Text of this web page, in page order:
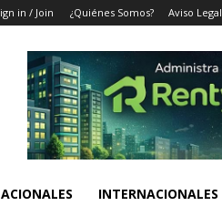
in / Join ¿Quiénes Somos? Aviso Legal
INTERNACIONALES